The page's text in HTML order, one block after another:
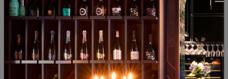
и в случай на извършена от тях злоупотреба,
недобросъвестно поведение, използване на
фалшива онлайн идентичност или нарушаване на
Правилата. При дисквалификация участникът губи
правото на спечелена награда, ако е спечелил
такава. В случай на дисквалификация участникът
има право да отправи запитване за причините и